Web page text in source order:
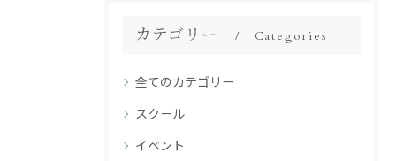
カテゴリー Categories
全てのカテゴリー
スクール
イベント